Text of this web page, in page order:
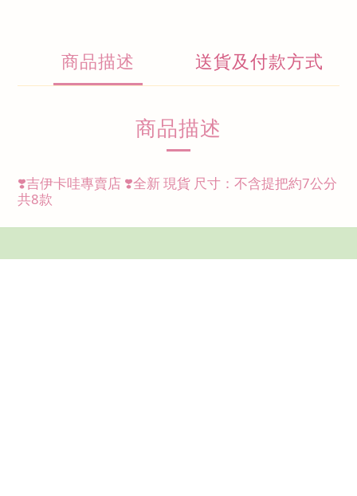
商品描述 送貨及付款方式
商品描述
❣️吉伊卡哇專賣店 ❣️全新 現貨 尺寸：不含提把約7公分
共8款